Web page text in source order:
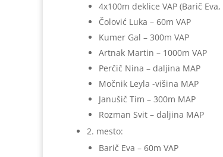
4x100m deklice VAP (Barič
Čolović Luka – 60m VAP
Kumer Gal – 300m VAP
Artnak Martin – 1000m VAP
Perčič Nina – daljina MAP
Močnik Leyla -višina MAP
Janušič Tim – 300m MAP
Rozman Svit – daljina MAP
2. mesto:
Barič Eva – 60m VAP